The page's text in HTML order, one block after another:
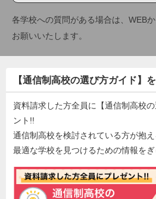
各学校への質問がある場合は、WEB
お願いいたします。
【通信制高校の選び方ガイド】
資料請求した方全員に【通信制高校
ント!!
通信制高校を検討されている方が抱え
最適な学校を見つけるための情報をぎ